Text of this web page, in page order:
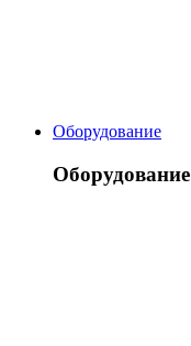
Оборудование
Оборудование